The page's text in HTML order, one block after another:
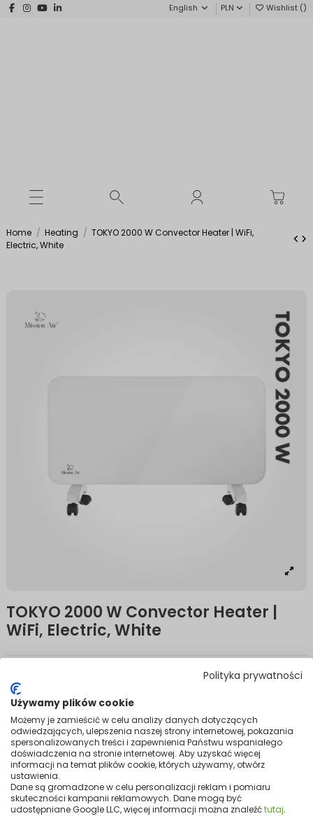
Polityka prywatności
Używamy plików cookie
Możemy je zamieścić w celu analizy danych dotyczących
odwiedzających, ulepszenia naszej strony internetowej, pokazania
spersonalizowanych treści i zapewnienia Państwu wspaniałego
doświadczenia na stronie internetowej. Aby uzyskać więcej
informacji na temat plików cookie, których używamy, otwórz
ustawienia.
Dane są gromadzone w celu personalizacji reklam i pomiaru
skuteczności kampanii reklamowych. Dane mogą być
udostępniane Google LLC, więcej informacji można znaleźćtutaj.
English PLN Wishlist ()
Home Heating
TOKYO 2000 W Convector Heater | WiFi,
Electric, White
TOKYO 2000 W Convector Heater |
WiFi, Electric, White
is the most powerful model in the range,
designed for larger rooms. Its slim white design and built-in WiFi
combine elegant looks with the convenience of remote control via the
Tuya Smart app.
The advanced X-shaped heating element delivers fast warm-up and
even heat distribution. An electronic thermostat and 24-hour timer
allow precise temperature management and help optimise energy
use.
You can place the heater on wheels or mount it on the wall, with all
accessories included. Its IP24 protection rating and overheating
protection ensure complete safety, while the 2000 W output